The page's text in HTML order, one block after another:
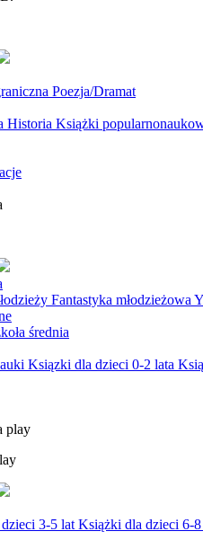
Poezja/Dramat
Historia Książki
Fantastyka młodzieżowa
średnia
Ksiązki dla dzieci 0-2 lata
3-5 lat Książki dla dzieci 6-